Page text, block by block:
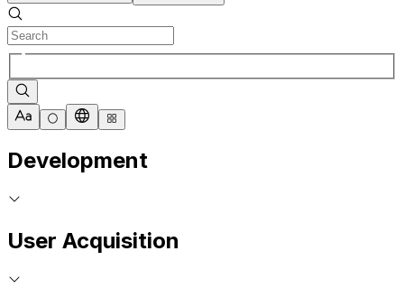
Development
User Acquisition